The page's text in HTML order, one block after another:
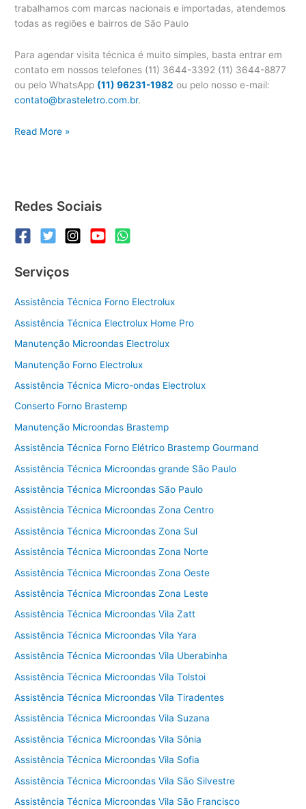
trabalhamos com marcas nacionais e importadas, atendemos
todas as regiões e bairros de São Paulo
Para agendar visita técnica é muito simples, basta entrar em
contato em nossos telefones (11) 3644-3392 (11) 3644-8877
ou pelo WhatsApp (11) 96231-1982 ou pelo nosso e-mail:
contato@brasteletro.com.br.
Assistência
Read More »
Redes Sociais
Serviços
Assistência Técnica Forno Electrolux
Assistência Técnica Electrolux Home Pro
Manutenção Microondas Electrolux
Manutenção Forno Electrolux
Assistência Técnica Micro-ondas Electrolux
Conserto Forno Brastemp
Manutenção Microondas Brastemp
Assistência Técnica Forno Elétrico Brastemp Gourmand
Assistência Técnica Microondas grande São Paulo
Assistência Técnica Microondas São Paulo
Assistência Técnica Microondas Zona Centro
Assistência Técnica Microondas Zona Sul
Assistência Técnica Microondas Zona Norte
Assistência Técnica Microondas Zona Oeste
Assistência Técnica Microondas Zona Leste
Assistência Técnica Microondas Vila Zatt
Assistência Técnica Microondas Vila Yara
Assistência Técnica Microondas Vila Uberabinha
Assistência Técnica Microondas Vila Tolstoi
Assistência Técnica Microondas Vila Tiradentes
Assistência Técnica Microondas Vila Suzana
Assistência Técnica Microondas Vila Sônia
Assistência Técnica Microondas Vila Sofia
Assistência Técnica Microondas Vila São Silvestre
Assistência Técnica Microondas Vila São Francisco